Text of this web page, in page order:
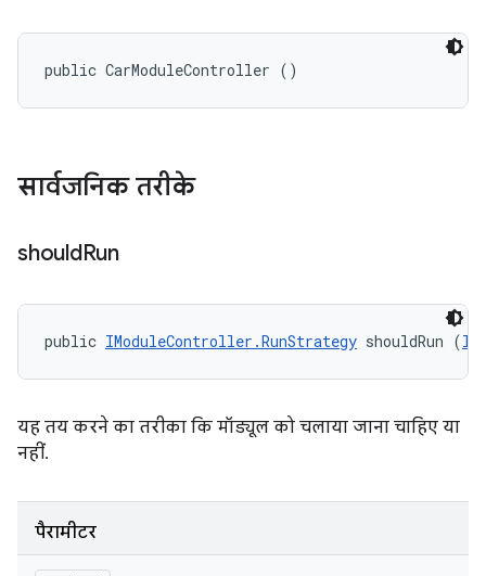
public CarModuleController ()
सार्वजनिक तरीके
shouldRun
public IModuleController.RunStrategy shouldRun (
यह तय करने का तरीका कि मॉड्यूल को चलाया जाना चाहिए या
नहीं.
पैरामीटर